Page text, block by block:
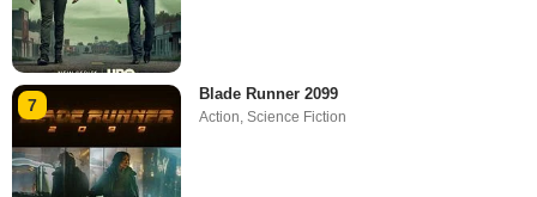
7
Blade Runner 2099
Action,Science Fiction